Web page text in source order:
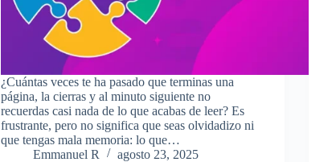
¿Cuántas veces te ha pasado que terminas una
página, la cierras y al minuto siguiente no
recuerdas casi nada de lo que acabas de leer? Es
frustrante, pero no significa que seas olvidadizo ni
que tengas mala memoria: lo que…
Emmanuel R
agosto 23, 2025